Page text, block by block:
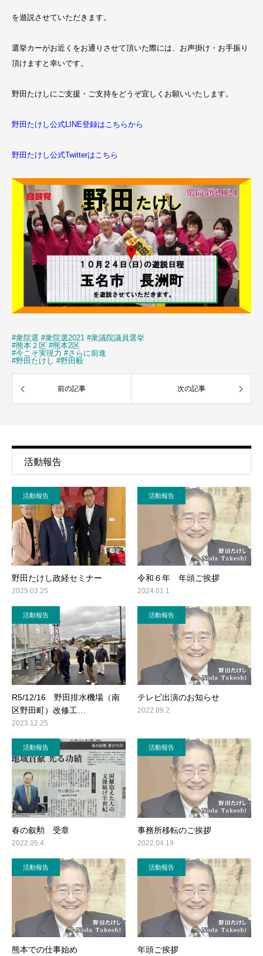
を遊説させていただきます。
選挙カーがお近くをお通りさせて頂いた際には、お声掛け・お手振り
頂けますと幸いです。
野田たけしにご支援・ご支持をどうぞ宜しくお願いいたします。
野田たけし公式LINE登録はこちらから
野田たけし公式Twitterはこちら
#衆院選 #衆院選2021 #衆議院議員選挙
#熊本２区 #熊本2区
#今こそ実現力 #さらに前進
#野田たけし #野田毅
前の記事 次の記事
活動報告
活動報告
野田たけし政経セミナー
2025.03.25
活動報告
令和６年 年頭ご挨拶
2024.01.1
活動報告
R5/12/16 野田排水機場（南
区野田町）改修工…
2023.12.25
活動報告
テレビ出演のお知らせ
2022.09.2
活動報告
春の叙勲 受章
2022.05.4
活動報告
事務所移転のご挨拶
2022.04.19
活動報告
熊本での仕事始め
活動報告
年頭ご挨拶